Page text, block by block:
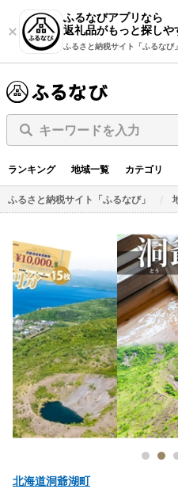
ふるなびアプリなら
返礼品がもっと探しや
ふるさと納税サイト「ふるなび」
キーワードを入力
ランキング 地域一覧 カテゴリ
ふるさと納税サイト「ふるなび」
北海道洞爺湖町